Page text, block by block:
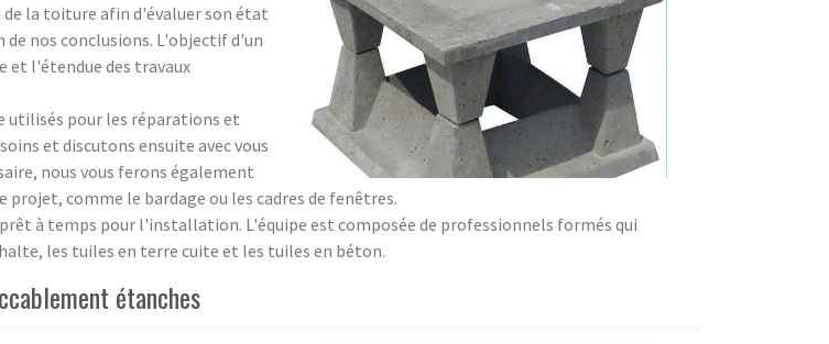
de la toiture afin d'évaluer son état
nos conclusions. L'objectif d'un
et l'étendue des travaux
utilisés pour les réparations et
et discutons ensuite avec vous
nous vous ferons également
comme le bardage ou les cadres de fenêtres.
à temps pour l'installation. L'équipe est composée de professionnels formés qui
les tuiles en terre cuite et les tuiles en béton.
étanches